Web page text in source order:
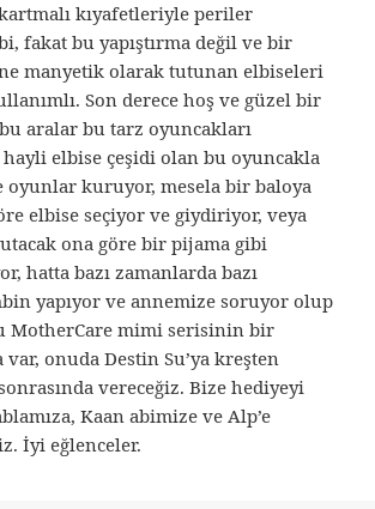
kıyafetleriyle periler
fakat bu yapıştırma değil ve bir
manyetik olarak tutunan elbiseleri
Son derece hoş ve güzel bir
aralar bu tarz oyuncakları
elbise çeşidi olan bu oyuncakla
oyunlar kuruyor, mesela bir baloya
elbise seçiyor ve giydiriyor, veya
ona göre bir pijama gibi
hatta bazı zamanlarda bazı
yapıyor ve annemize soruyor olup
MotherCare mimi serisinin bir
var, onuda Destin Su’ya kreşten
vereceğiz. Bize hediyeyi
Kaan abimize ve Alp’e
İyi eğlenceler.